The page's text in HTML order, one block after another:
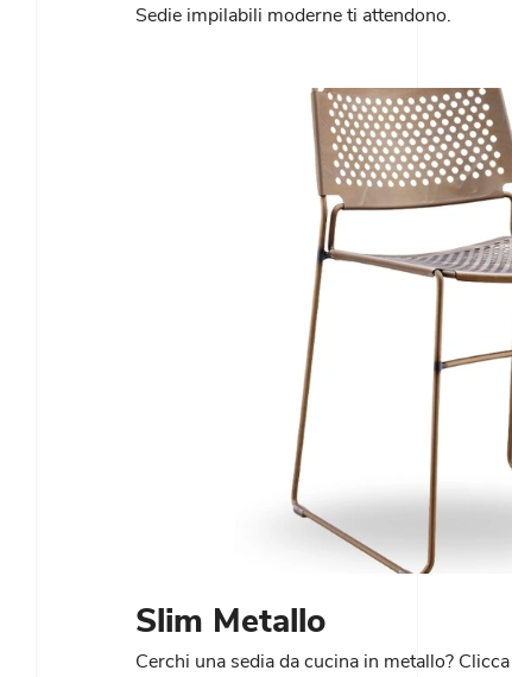
Sedie impilabili moderne ti attendono.
Slim Metallo
Cerchi una sedia da cucina in metallo?